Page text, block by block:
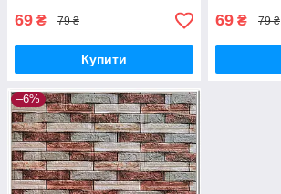
69 ₴ 79 ₴
Купити
69 ₴ 79 ₴
–6%